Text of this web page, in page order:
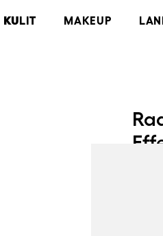
KULIT MAKEUP